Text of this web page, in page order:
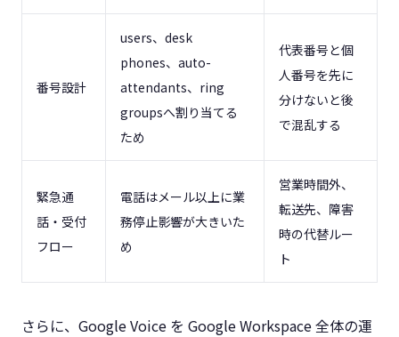
番号設計
users、desk
phones、auto-
attendants、ring
groupsへ割り当てる
ため
代表番号と個
人番号を先に
分けないと後
で混乱する
緊急通
話・受付
フロー
電話はメール以上に業
務停止影響が大きいた
め
営業時間外、
転送先、障害
時の代替ルー
ト
さらに、Google Voice を Google Workspace 全体の運